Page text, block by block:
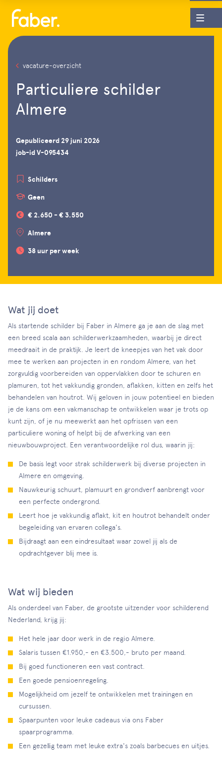
vacature-overzicht
Particuliere schilder
Almere
Gepubliceerd 29 juni 2026
job-id V-095434
Schilders
Geen
€ 2.650 - € 3.550
Almere
38 uur per week
Wat jij doet
Als startende schilder bij Faber in Almere ga je aan de slag met
een breed scala aan schilderwerkzaamheden, waarbij je direct
meedraait in de praktijk. Je leert de kneepjes van het vak door
mee te werken aan projecten in en rondom Almere, van het
zorgvuldig voorbereiden van oppervlakken door te schuren en
plamuren, tot het vakkundig gronden, aflakken, kitten en zelfs het
behandelen van houtrot. Wij geloven in jouw potentieel en bieden
je de kans om een vakmanschap te ontwikkelen waar je trots op
kunt zijn, of je nu meewerkt aan het opfrissen van een
particuliere woning of helpt bij de afwerking van een
nieuwbouwproject. Een verantwoordelijke rol dus, waarin jij:
De basis legt voor strak schilderwerk bij diverse projecten in
Almere en omgeving.
Nauwkeurig schuurt, plamuurt en grondverf aanbrengt voor
een perfecte ondergrond.
Leert hoe je vakkundig aflakt, kit en houtrot behandelt onder
begeleiding van ervaren collega's.
Bijdraagt aan een eindresultaat waar zowel jij als de
opdrachtgever blij mee is.
Wat wij bieden
Als onderdeel van Faber, de grootste uitzender voor schilderend
Nederland, krijg jij:
Het hele jaar door werk in de regio Almere.
Salaris tussen €1.950,- en €3.500,- bruto per maand.
Bij goed functioneren een vast contract.
Een goede pensioenregeling.
Mogelijkheid om jezelf te ontwikkelen met trainingen en
cursussen.
Spaarpunten voor leuke cadeaus via ons Faber
spaarprogramma.
Een gezellig team met leuke extra's zoals barbecues en uitjes.